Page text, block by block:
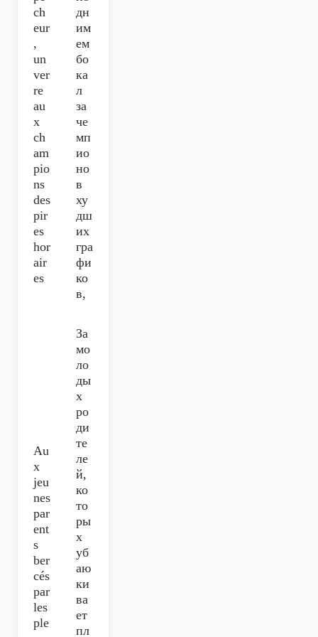
ch
eur
,
un
ver
re
au
x
ch
am
pio
ns
des
pir
es
hor
air
es
дн
им
ем
бо
ка
л
за
че
мп
ио
но
в
ху
дш
их
гра
фи
ко
в,
Au
x
jeu
nes
par
ent
s
ber
cés
par
les
ple
За
мо
ло
ды
х
ро
ди
те
ле
й,
ко
то
ры
х
уб
аю
ки
ва
ет
пл